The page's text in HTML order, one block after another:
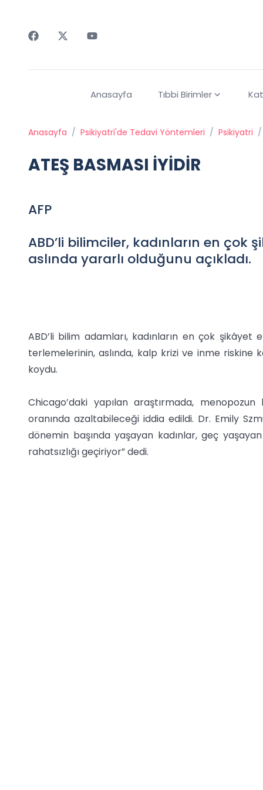
Anasayfa Tıbbi Birimler
Anasayfa / Psikiyatri'de Tedavi Yöntemleri / Psikiyatri /
ATEŞ BASMASI İYİDİR
AFP
ABD’li bilimciler, kadınların en
aslında yararlı olduğunu açıkladı.
ABD’li bilim adamları, kadınların en çok
terlemelerinin, aslında, kalp krizi ve inme riskine
koydu.
Chicago’daki yapılan araştırmada,
oranında azaltabileceği iddia edildi. Dr. Emily
dönemin başında yaşayan kadınlar, geç
rahatsızlığı geçiriyor” dedi.